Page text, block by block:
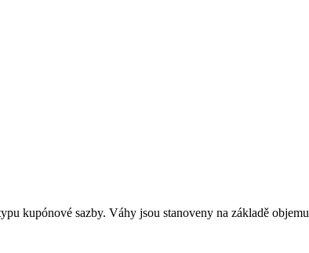
kupónové sazby. Váhy jsou stanoveny na základě